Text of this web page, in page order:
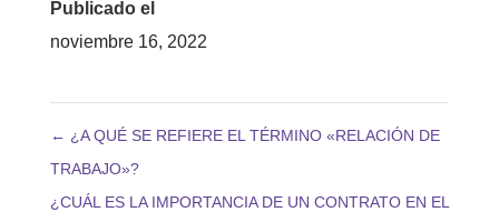
Publicado el
noviembre 16, 2022
← ¿A QUÉ SE REFIERE EL TÉRMINO «RELACIÓN DE
TRABAJO»?
¿CUÁL ES LA IMPORTANCIA DE UN CONTRATO EN EL